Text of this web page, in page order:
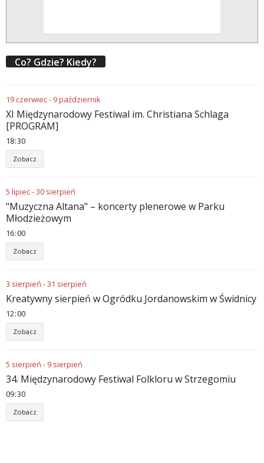
Co? Gdzie? Kiedy?
19czerwiec- 9październik
XI Międzynarodowy Festiwal im. Christiana Schlaga
[PROGRAM]
18:30
Zobacz
5 lipiec-30 sierpień
"Muzyczna Altana" – koncerty plenerowe w Parku
Młodzieżowym
16:00
Zobacz
3 sierpień -31 sierpień
Kreatywny sierpień w Ogródku Jordanowskim w Świdnicy
12:00
Zobacz
5 sierpień - 9 sierpień
34. Międzynarodowy Festiwal Folkloru w Strzegomiu
09:30
Zobacz